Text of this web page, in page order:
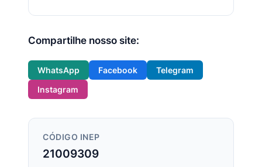
Compartilhe nosso site:
WhatsApp Facebook
Telegram
Instagram
CÓDIGO INEP
21009309